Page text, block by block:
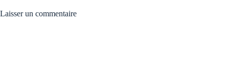
Laisser un commentaire